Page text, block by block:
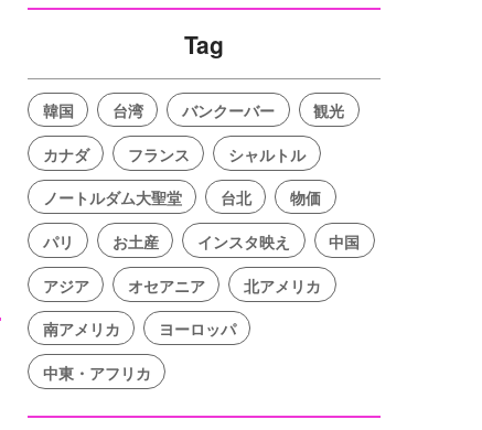
Tag
韓国 台湾 バンクーバー
観光
カナダ
フランス
シャルトル
ノートルダム大聖堂
台北
物価
パリ
お土産 インスタ映え
中国
アジア
オセアニア
北アメリカ
南アメリカ
ヨーロッパ
中東・アフリカ